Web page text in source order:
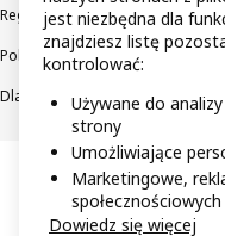
RegulaminyPolityka prywatności
Polityka odpowiedzialnego
Dla akcjonariuszy IKEA
jest niezbędna dla
znajdziesz listę
kontrolować:
Używane do
strony
Umożliwiające
Marketingowe,
społecznościowych
Dowiedz się więcej